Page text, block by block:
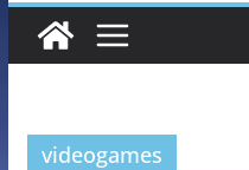
videogames